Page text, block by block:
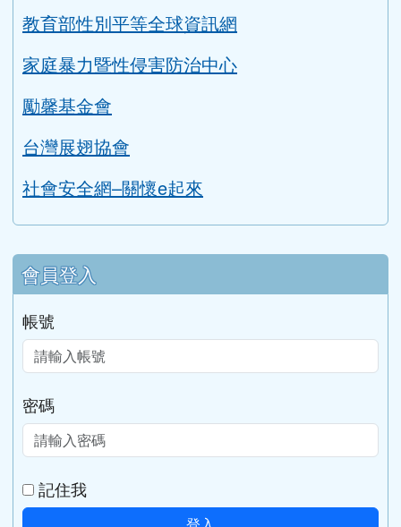
性平專區
草漯國中性平專區
教育部性別平等全球資訊網
家庭暴力暨性侵害防治中心
台灣展翅協會
社會安全網–關懷e起來
會員登入
帳號